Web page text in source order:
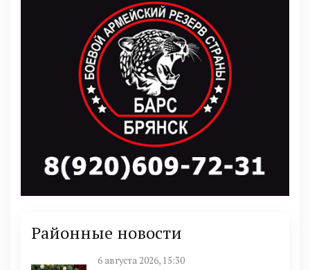
Районные новости
6 августа 2026, 15:30